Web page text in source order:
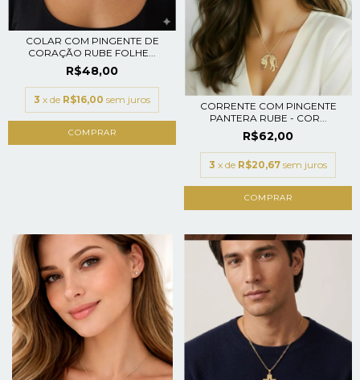
COLAR COM PINGENTE DE
CORAÇÃO RUBE FOLHE...
R$48,00
3 x de R$16,00 sem juros
CORRENTE COM PINGENTE
PANTERA RUBE - COR...
R$62,00
3 x de R$20,67 sem juros